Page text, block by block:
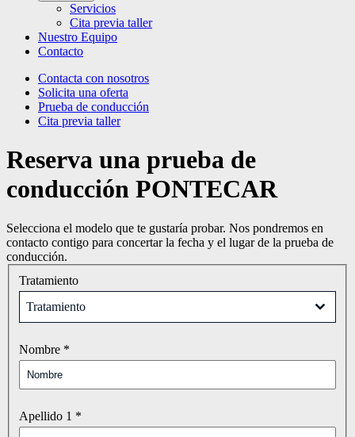
Servicios
Cita previa taller
Nuestro Equipo
Contacto
Contacta con nosotros
Solicita una oferta
Prueba de conducción
Cita previa taller
Reserva una prueba de
conducción PONTECAR
Selecciona el modelo que te gustaría probar. Nos pondremos en
contacto contigo para concertar la fecha y el lugar de la prueba de
conducción.
Tratamiento
Tratamiento
Nombre *
Apellido 1 *